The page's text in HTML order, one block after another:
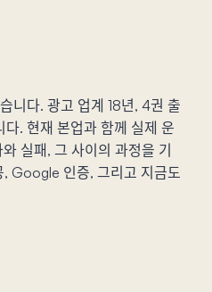
니다. 광고 업계 18년, 4권 출
. 현재 본업과 함께 실제 운
실패, 그 사이의 과정을 기
Google 인증, 그리고 지금도